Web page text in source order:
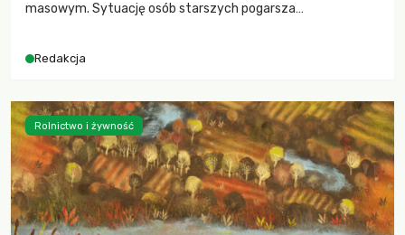
masowym. Sytuację osób starszych pogarsza
Redakcja
Rolnictwo i żywność